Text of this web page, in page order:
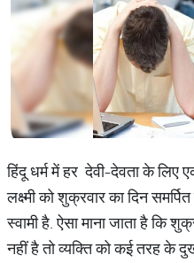
हिंदू धर्म में हर देवी-देवता के लिए
लक्ष्मी को शुक्रवार का दिन
स्वामी है. ऐसा माना जाता है कि
नहीं है तो व्यक्ति को कई तरह के